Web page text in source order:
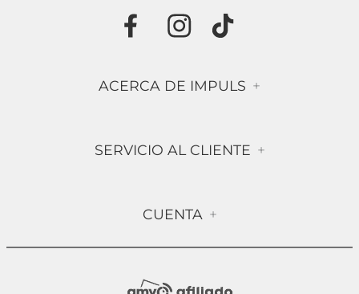
ACERCA DE IMPULS +
Contáctanos
Compra Segura
SERVICIO AL CLIENTE +
Política de Devolución
CUENTA +